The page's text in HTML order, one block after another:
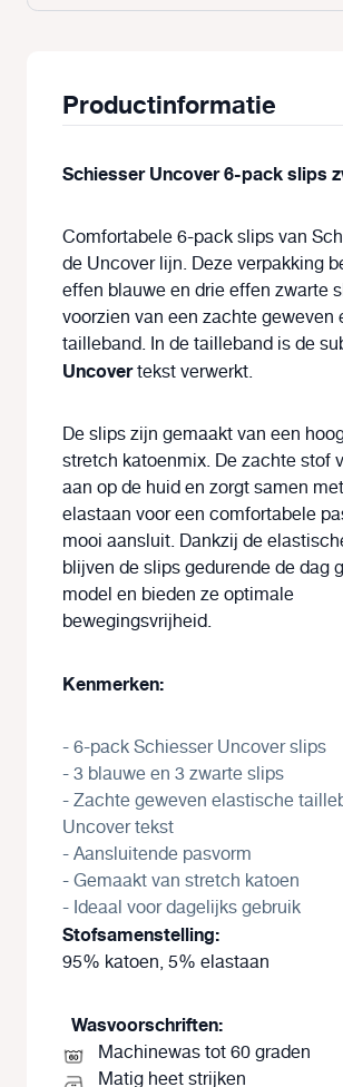
Productinformatie
Schiesser Uncover 6-pack slips
Comfortabele 6-pack slips van
de Uncover lijn. Deze verpakking
effen blauwe en drie effen zwarte
voorzien van een zachte geweven
tailleband. In de tailleband is de
Uncovertekst verwerkt.
De slips zijn gemaakt van een
stretch katoenmix. De zachte stof
aan op de huid en zorgt samen
elastaan voor een comfortabele
mooi aansluit. Dankzij de
blijven de slips gedurende de dag
model en bieden ze optimale
bewegingsvrijheid.
Kenmerken:
- 6-pack Schiesser Uncover slips
- 3 blauwe en 3 zwarte slips
- Zachte geweven elastische
Uncover tekst
- Aansluitende pasvorm
- Gemaakt van stretch katoen
- Ideaal voor dagelijks gebruik
Stofsamenstelling:
95% katoen, 5% elastaan
Wasvoorschriften:
Machinewas tot 60 graden
Matig heet strijken